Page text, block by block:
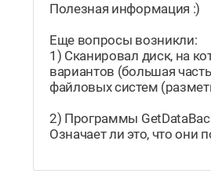
Полезная информация :)
Еще вопросы возникли:
1) Сканировал диск, на
вариантов (большая
файловых систем
2) Программы
Означает ли это, что они